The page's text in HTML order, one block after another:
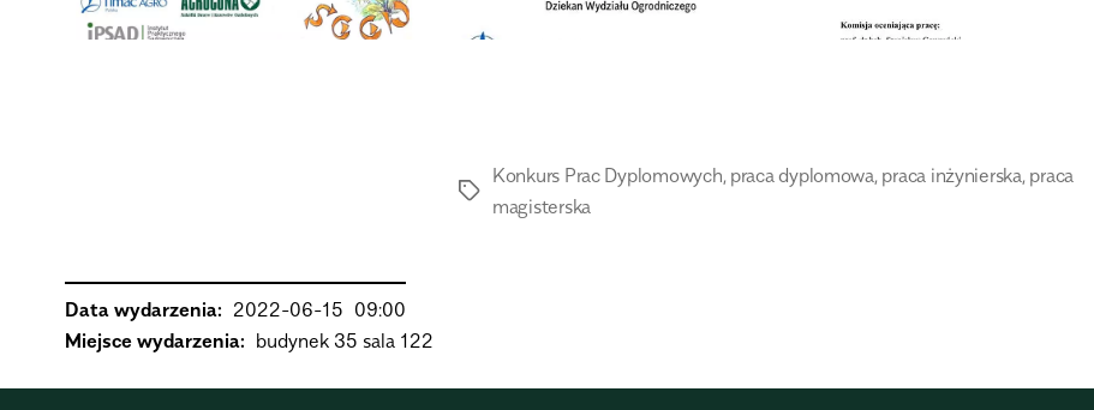
Konkurs Prac Dyplomowych, praca dyplomowa, praca inżynierska, praca
magisterska
Data wydarzenia: 2022-06-15 09:00
Miejsce wydarzenia: budynek 35 sala 122